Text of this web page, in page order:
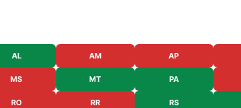
AL AM AP
MS MT PA
RO RR RS